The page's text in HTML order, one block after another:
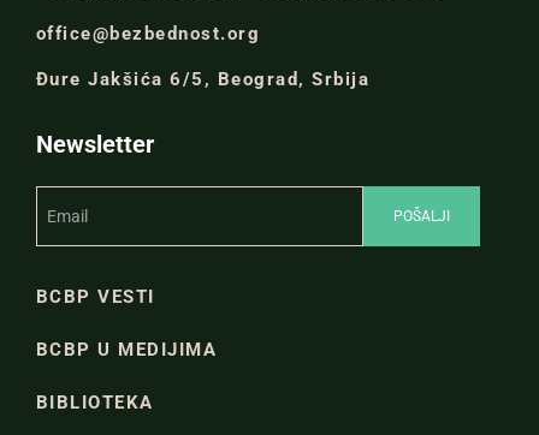
office@bezbednost.org
Đure Jakšića 6/5, Beograd, Srbija
Newsletter
BCBP VESTI
BCBP U MEDIJIMA
BIBLIOTEKA